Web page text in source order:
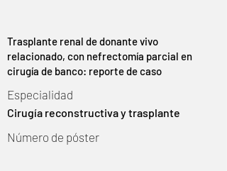
Trasplante renal de donante vivo
relacionado, con nefrectomía parcial en
cirugía de banco: reporte de caso
Especialidad
Cirugía reconstructiva y trasplante
Número de póster